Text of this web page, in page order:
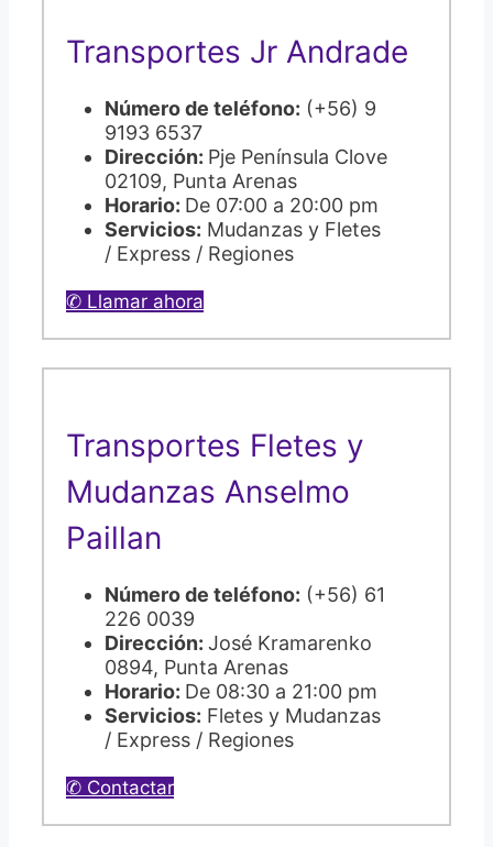
Transportes Jr Andrade
Número de teléfono: (+56) 9
9193 6537
Dirección: Pje Península Clove
02109, Punta Arenas
Horario: De 07:00 a 20:00 pm
Servicios: Mudanzas y Fletes
/ Express / Regiones
✆ Llamar ahora
Transportes Fletes y
Mudanzas Anselmo
Paillan
Número de teléfono: (+56) 61
226 0039
Dirección: José Kramarenko
0894, Punta Arenas
Horario: De 08:30 a 21:00 pm
Servicios: Fletes y Mudanzas
/ Express / Regiones
✆ Contactar